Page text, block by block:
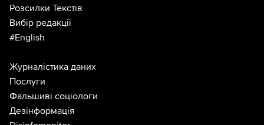
Розсилки Текстів
Вибір редакції
#English
Журналістика даних
Послуги
Фальшиві соціологи
Дезінформація